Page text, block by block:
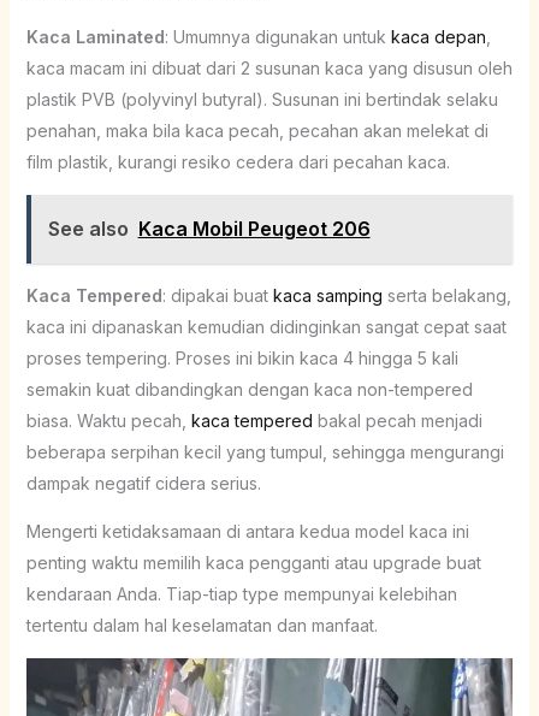
Kaca Laminated: Umumnya digunakan untuk kaca depan
kaca macam ini dibuat dari 2 susunan kaca yang disusun oleh
plastik PVB (polyvinyl butyral). Susunan ini bertindak selaku
penahan, maka bila kaca pecah, pecahan akan melekat di
film plastik, kurangi resiko cedera dari pecahan kaca.
See also Kaca Mobil Peugeot 206
Kaca Tempered: dipakai buat kaca samping serta belakang,
kaca ini dipanaskan kemudian didinginkan sangat cepat saat
proses tempering. Proses ini bikin kaca 4 hingga 5 kali
semakin kuat dibandingkan dengan kaca non-tempered
biasa. Waktu pecah, kaca tempered bakal pecah menjadi
beberapa serpihan kecil yang tumpul, sehingga mengurangi
dampak negatif cidera serius.
Mengerti ketidaksamaan di antara kedua model kaca ini
penting waktu memilih kaca pengganti atau upgrade buat
kendaraan Anda. Tiap-tiap type mempunyai kelebihan
tertentu dalam hal keselamatan dan manfaat.